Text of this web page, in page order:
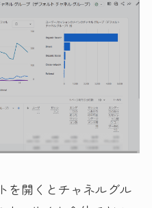
を開くとチャネルグル